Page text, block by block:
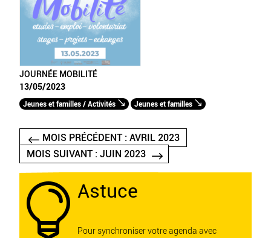
JOURNÉE MOBILITÉ
13/05/2023
Jeunes et familles / Activités Jeunes et familles
MOIS PRÉCÉDENT : AVRIL 2023
MOIS SUIVANT : JUIN 2023
 Astuce
Pour synchroniser votre agenda avec